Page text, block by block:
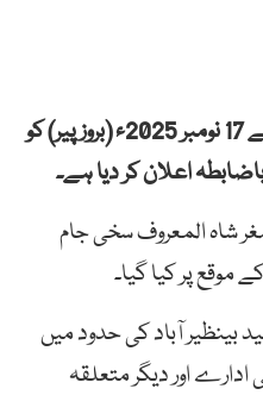
ڈپٹی کمشنر شہید بینظیر آباد نے 17 نومبر 2025ء (بروز پیر) کو
اعلان کر دیا ہے۔
شاہ المعروف سخی جام
آباد کی حدود میں
ادارے اور دیگر متعلقہ